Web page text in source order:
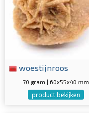
woestijnroos
70 gram | 60x55x40 mm
product bekijken